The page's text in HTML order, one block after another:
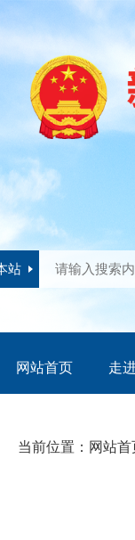
站
网站首页 走
当前位置： 网站首